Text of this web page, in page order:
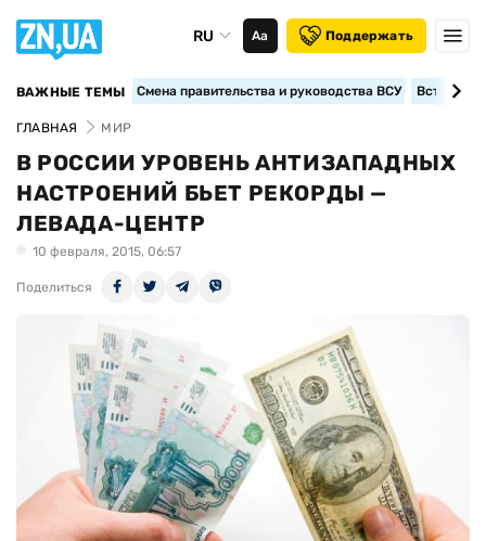
RU Аа Поддержать
ВАЖНЫЕ ТЕМЫ Смена правительства и руководства ВСУ
ГЛАВНАЯ МИР
В РОССИИ УРОВЕНЬ АНТИЗАПАДНЫХ
НАСТРОЕНИЙ БЬЕТ РЕКОРДЫ —
ЛЕВАДА-ЦЕНТР
10 февраля, 2015, 06:57
Поделиться